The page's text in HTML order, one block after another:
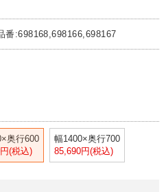
番:698168,698166,698167
奥行600
(税込)
幅1400×奥行700
85,690円(税込)